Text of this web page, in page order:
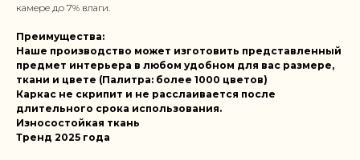
камере до 7% влаги.
Преимущества:
Наше производство может изготовить представленный
предмет интерьера в любом удобном для вас размере,
ткани и цвете (Палитра: более 1000 цветов)
Каркас не скрипит и не расслаивается после
длительного срока использования.
Износостойкая ткань
Тренд 2025 года